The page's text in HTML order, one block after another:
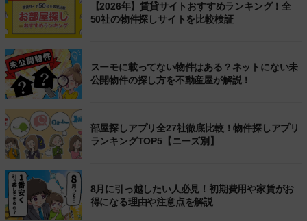
【2026年】賃貸サイトおすすめランキング！全
50社の物件探しサイトを比較検証
スーモに載ってない物件はある？ネットにない未
公開物件の探し方を不動産屋が解説！
部屋探しアプリ全27社徹底比較！物件探しアプリ
ランキングTOP5【ニーズ別】
8月に引っ越したい人必見！初期費用や家賃がお
得になる理由や注意点を解説